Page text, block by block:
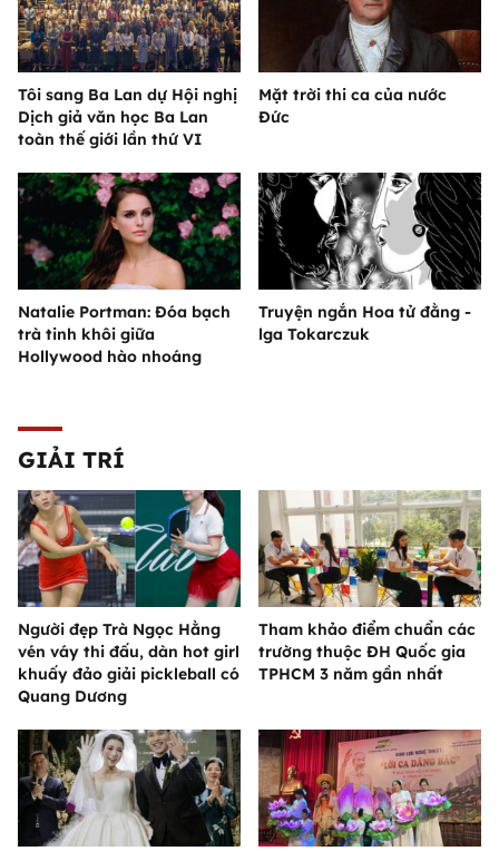
Tôi sang Ba Lan dự Hội nghị
Dịch giả văn học Ba Lan
toàn thế giới lần thứ VI
Mặt trời thi ca của nước
Đức
Natalie Portman: Đóa bạch
trà tinh khôi giữa
Hollywood hào nhoáng
Truyện ngắn Hoa tử đằng -
lga Tokarczuk
GIẢI TRÍ
Người đẹp Trà Ngọc Hằng
vén váy thi đấu, dàn hot girl
khuấy đảo giải pickleball có
Quang Dương
Tham khảo điểm chuẩn các
trường thuộc ĐH Quốc gia
TPHCM 3 năm gần nhất